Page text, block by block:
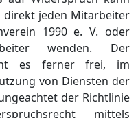
direkt jeden Mitarbeiter
1990 e. V. oder
wenden. Der
es ferner frei, im
von Diensten der
der Richtlinie
mittels